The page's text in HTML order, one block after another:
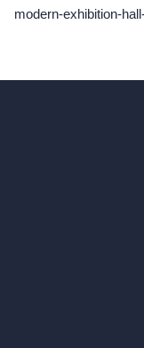
modern-exhibition-